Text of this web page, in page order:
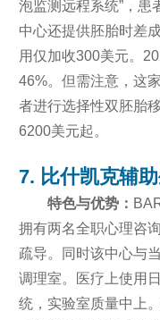
泡监测远程系统”，患
中心还提供胚胎时差
用仅加收300美元。
46%。但需注意，这
者进行选择性双胚胎
6200美元起。
7. 比什凯克辅
特色与优势：
拥有两名全职心理咨
疏导。同时该中心与
调理室。医疗上使用
统，实验室质量中上